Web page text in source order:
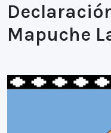
Mapuche